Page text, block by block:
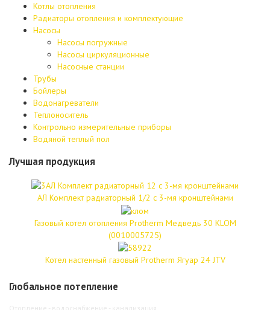
Котлы отопления
Радиаторы отопления и комплектующие
Насосы
Насосы погружные
Насосы циркуляционные
Насосные станции
Трубы
Бойлеры
Водонагреватели
Теплоноситель
Контрольно измерительные приборы
Водяной теплый пол
Лучшая продукция
АЛ Комплект радиаторный 1/2 с 3-мя кронштейнами
Газовый котел отопления Protherm Медведь 30 KLOM
(0010005725)
Котел настенный газовый Protherm Ягуар 24 JTV
Глобальное потепление